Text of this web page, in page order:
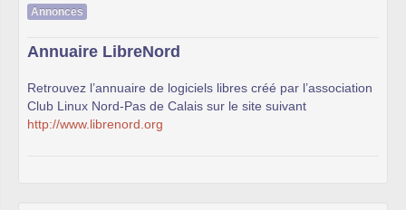
Annonces
Annuaire LibreNord
Retrouvez l’annuaire de logiciels libres créé par l’association
Club Linux Nord-Pas de Calais sur le site suivant
http://www.librenord.org